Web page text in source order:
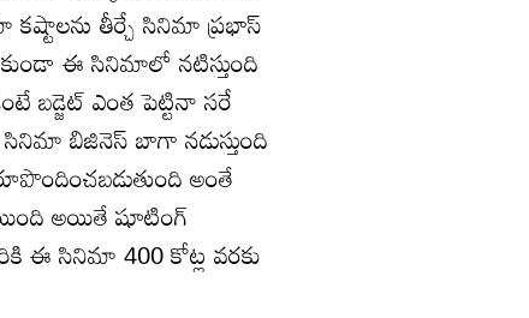
కష్టాలను తీర్చే సినిమా ప్రభాస్
ఈ సినిమాలో నటిస్తుంది
బడ్జెట్ ఎంత పెట్టినా సరే
బిజినెస్ బాగా నడుస్తుంది
అంతే
అయితే షూటింగ్
ఈ సినిమా 400 కోట్ల వరకు